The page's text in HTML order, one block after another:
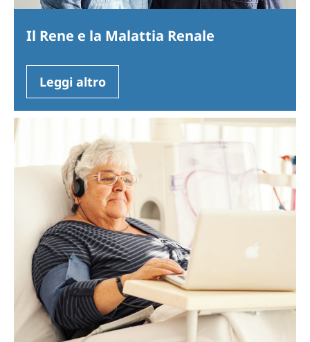
Il Rene e la Malattia Renale
Leggi altro